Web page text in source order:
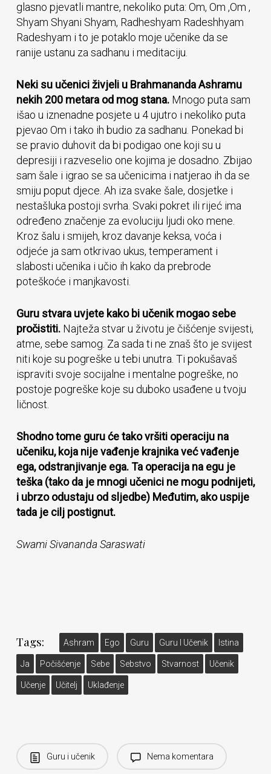
glasno pjevatli mantre, nekoliko puta: Om, Om ,Om ,
Shyam Shyani Shyam, Radheshyam Radeshhyam
Radeshyam i to je potaklo moje učenike da se
ranije ustanu za sadhanu i meditaciju.
Neki su učenici živjeli u Brahmananda Ashramu
nekih 200 metara od mog stana. Mnogo puta sam
išao u iznenadne posjete u 4 ujutro i nekoliko puta
pjevao Om i tako ih budio za sadhanu. Ponekad bi
se pravio duhovit da bi podigao one koji su u
depresiji i razveselio one kojima je dosadno. Zbijao
sam šale i igrao se sa učenicima i natjerao ih da se
smiju poput djece. Ah iza svake šale, dosjetke i
nestašluka postoji svrha. Svaki pokret ili rijeć ima
određeno značenje za evoluciju ljudi oko mene.
Kroz šalu i smijeh, kroz davanje keksa, voća i
odjeće ja sam otkrivao ukus, temperament i
slabosti učenika i učio ih kako da prebrode
poteškoće i manjkavosti.
Guru stvara uvjete kako bi učenik mogao sebe
pročistiti.Najteža stvar u životu je čišćenje svijesti,
atme, sebe samog. Za sada ti ne znaš što je svijest
niti koje su pogreške u tebi unutra. Ti pokušavaš
ispraviti svoje socijalne i mentalne pogreške, no
postoje pogreške koje su duboko usađene u tvoju
ličnost.
Shodno tome guru će tako vršiti operaciju na
učeniku, koja nije vađenje krajnika već vađenje
ega, odstranjivanje ega. Ta operacija na egu je
teška (tako da je mnogi učenici ne mogu podnijeti,
i ubrzo odustaju od sljedbe) Međutim, ako uspije
tada je cilj postignut.
Swami Sivananda Saraswati
Tags: Ashram Ego Guru Guru I Učenik Istina
Ja Počišćenje Sebe Sebstvo Stvarnost Učenik
Učenje Učitelj Uklađenje
Guru i učenik Nema komentara